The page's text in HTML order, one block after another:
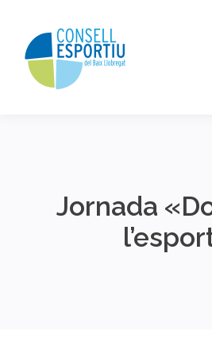
Jornada